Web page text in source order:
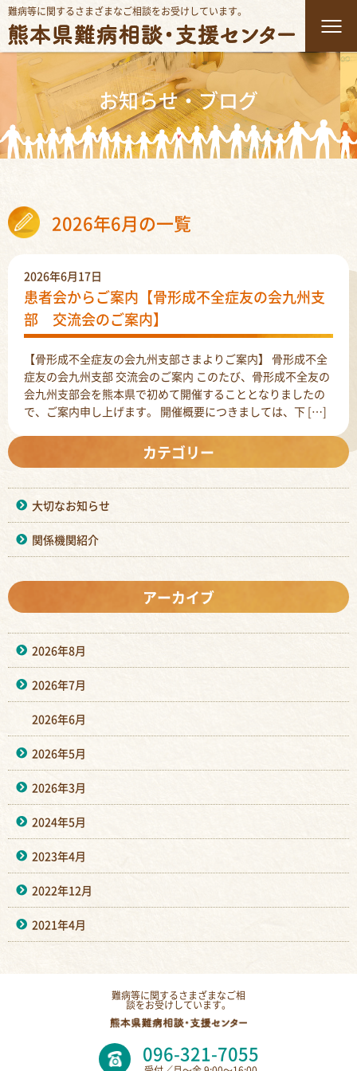
難病等に関するさまざまなご相談をお受けしています。
お知らせ・ブログ
2026年6月の一覧
2026年6月17日
患者会からご案内【骨形成不全症友の会九州支
部 交流会のご案内】
【骨形成不全症友の会九州支部さまよりご案内】 骨形成不全
症友の会九州支部 交流会のご案内 このたび、骨形成不全友の
会九州支部会を熊本県で初めて開催することとなりましたの
で、ご案内申し上げます。 開催概要につきましては、下 […]
カテゴリー
大切なお知らせ
関係機関紹介
アーカイブ
2026年8月
2026年7月
2026年6月
2026年5月
2026年3月
2024年5月
2023年4月
2022年12月
2021年4月
難病等に関するさまざまなご相
談をお受けしています。
096-321-7055